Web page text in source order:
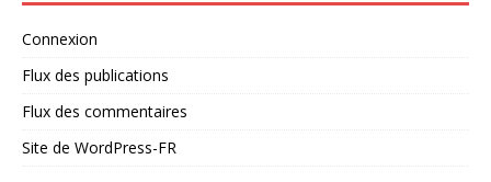
Connexion
Flux des publications
Flux des commentaires
Site de WordPress-FR